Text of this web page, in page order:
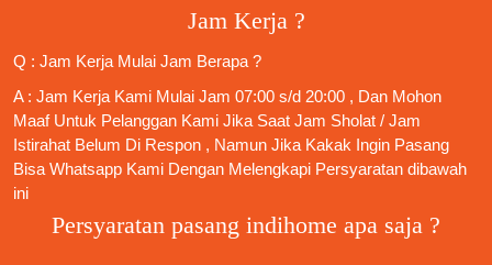
Jam Kerja ?
Q : Jam Kerja Mulai Jam Berapa ?
A : Jam Kerja Kami Mulai Jam 07:00 s/d 20:00 , Dan Mohon
Maaf Untuk Pelanggan Kami Jika Saat Jam Sholat / Jam
Istirahat Belum Di Respon , Namun Jika Kakak Ingin Pasang
Bisa Whatsapp Kami Dengan Melengkapi Persyaratan dibawah
ini
Persyaratan pasang indihome apa saja ?